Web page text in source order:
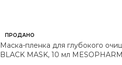
ПРОДАНО
Маска-пленка для глубокого
BLACK MASK, 10 мл MESOPHARM